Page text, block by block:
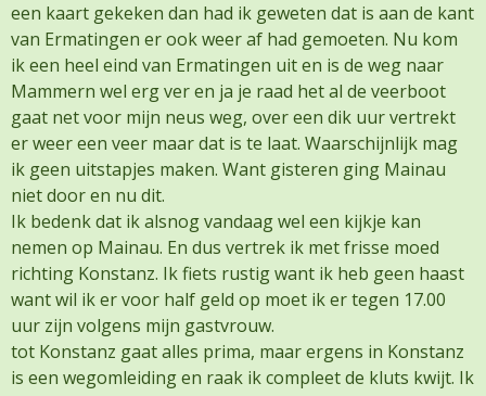
een kaart gekeken dan had ik geweten dat is aan de kant
van Ermatingen er ook weer af had gemoeten. Nu kom
ik een heel eind van Ermatingen uit en is de weg naar
Mammern wel erg ver en ja je raad het al de veerboot
gaat net voor mijn neus weg, over een dik uur vertrekt
er weer een veer maar dat is te laat. Waarschijnlijk mag
ik geen uitstapjes maken. Want gisteren ging Mainau
niet door en nu dit.
Ik bedenk dat ik alsnog vandaag wel een kijkje kan
nemen op Mainau. En dus vertrek ik met frisse moed
richting Konstanz. Ik fiets rustig want ik heb geen haast
want wil ik er voor half geld op moet ik er tegen 17.00
uur zijn volgens mijn gastvrouw.
tot Konstanz gaat alles prima, maar ergens in Konstanz
is een wegomleiding en raak ik compleet de kluts kwijt. Ik